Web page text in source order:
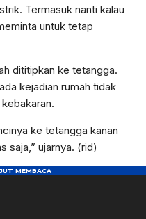
Termasuk nanti kalau
untuk tetap
dititipkan ke tetangga.
kejadian rumah tidak
ke tetangga kanan
saja,” ujarnya. (rid)